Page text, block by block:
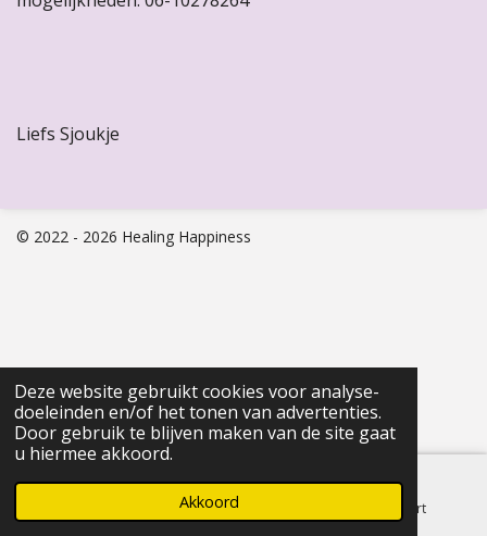
Deze website gebruikt cookies voor analyse-
doeleinden en/of het tonen van advertenties.
Door gebruik te blijven maken van de site gaat
u hiermee akkoord.
Akkoord
Liefs Sjoukje
© 2022 - 2026 Healing Happiness
Telefoonnummer Kaart